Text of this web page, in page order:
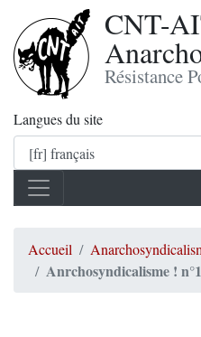
CNT-
Résistance
Langues du site
Accueil
Anrchosyndicalisme !